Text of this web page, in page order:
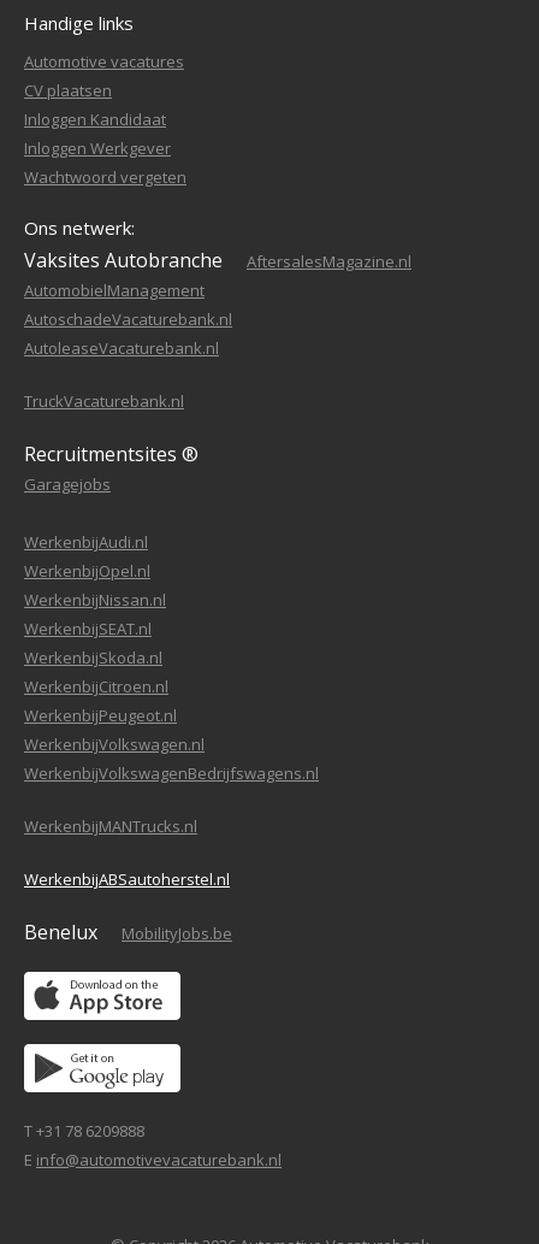
Handige links
Automotive vacatures
CV plaatsen
Inloggen Kandidaat
Inloggen Werkgever
Wachtwoord vergeten
Ons netwerk:
Vaksites Autobranche
AftersalesMagazine.nl
AutomobielManagement
AutoschadeVacaturebank.nl
AutoleaseVacaturebank.nl
TruckVacaturebank.nl
Recruitmentsites ®
Garagejobs
WerkenbijAudi.nl
WerkenbijOpel.nl
WerkenbijNissan.nl
WerkenbijSEAT.nl
WerkenbijSkoda.nl
WerkenbijCitroen.nl
WerkenbijPeugeot.nl
WerkenbijVolkswagen.nl
WerkenbijVolkswagenBedrijfswagens.nl
WerkenbijMANTrucks.nl
WerkenbijABSautoherstel.nl
Benelux MobilityJobs.be
T +31 78 6209888
E info@automotivevacaturebank.nl